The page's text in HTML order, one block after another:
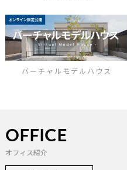
バーチャルモデルハウス
OFFICE
オフィス紹介